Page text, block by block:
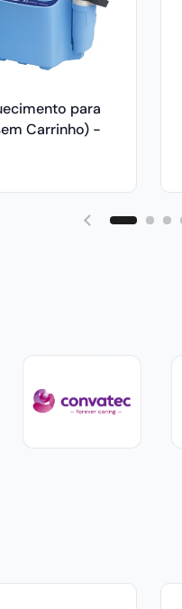
para
Carrinho) -